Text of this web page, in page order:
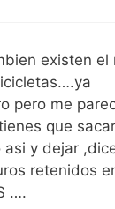
existen el
pero me
que
y dejar
retenidos
….